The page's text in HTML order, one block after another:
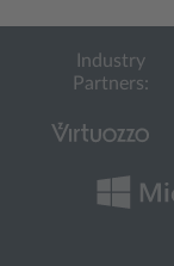
Industry
Partners: